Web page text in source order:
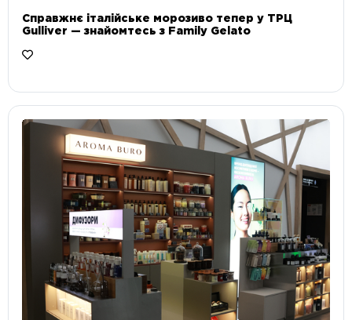
Справжнє італійське морозиво тепер у ТРЦ
Gulliver — знайомтесь з Family Gelato